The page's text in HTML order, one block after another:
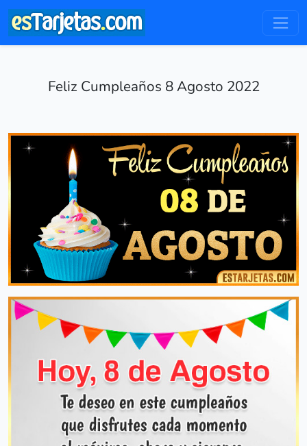
Feliz Cumpleaños 8 Agosto 2022